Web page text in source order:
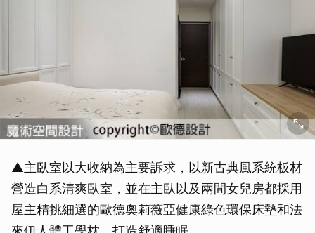
▲主臥室以大收納為主要訴求，以新古典風系統板材
營造白系清爽臥室，並在主臥以及兩間女兒房都採用
屋主精挑細選的歐德奧莉薇亞健康綠色環保床墊和法